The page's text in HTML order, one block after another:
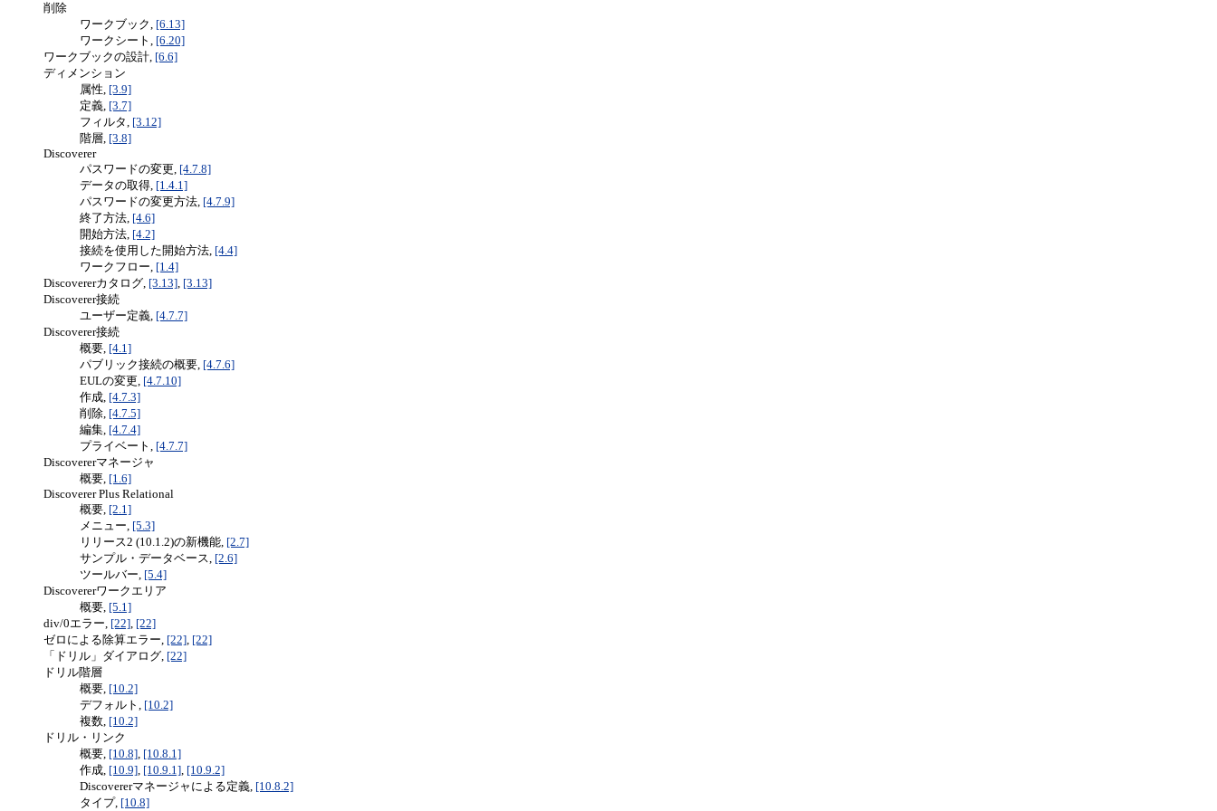
削除
ワークブック, [6.13]
ワークシート, [6.20]
ワークブックの設計, [6.6]
ディメンション
属性, [3.9]
定義, [3.7]
フィルタ, [3.12]
階層, [3.8]
Discoverer
パスワードの変更, [4.7.8]
データの取得, [1.4.1]
パスワードの変更方法, [4.7.9]
終了方法, [4.6]
開始方法, [4.2]
接続を使用した開始方法, [4.4]
ワークフロー, [1.4]
Discovererカタログ, [3.13] [3.13]
Discoverer接続
ユーザー定義, [4.7.7]
Discoverer接続
概要, [4.1]
パブリック接続の概要, [4.7.6]
EULの変更, [4.7.10]
作成, [4.7.3]
削除, [4.7.5]
編集, [4.7.4]
プライベート, [4.7.7]
Discovererマネージャ
概要, [1.6]
Discoverer Plus Relational
概要, [2.1]
メニュー, [5.3]
リリース2 (10.1.2)の新機能, [2.7]
サンプル・データベース, [2.6]
ツールバー, [5.4]
Discovererワークエリア
概要, [5.1]
div/0エラー, [22] [22]
ゼロによる除算エラー, [22] [22]
「ドリル」ダイアログ, [22]
ドリル階層
概要, [10.2]
デフォルト, [10.2]
複数, [10.2]
ドリル・リンク
概要, [10.8] [10.8.1]
作成, [10.9] [10.9.1] [10.9.2]
Discovererマネージャによる定義, [10.8.2]
タイプ, [10.8]